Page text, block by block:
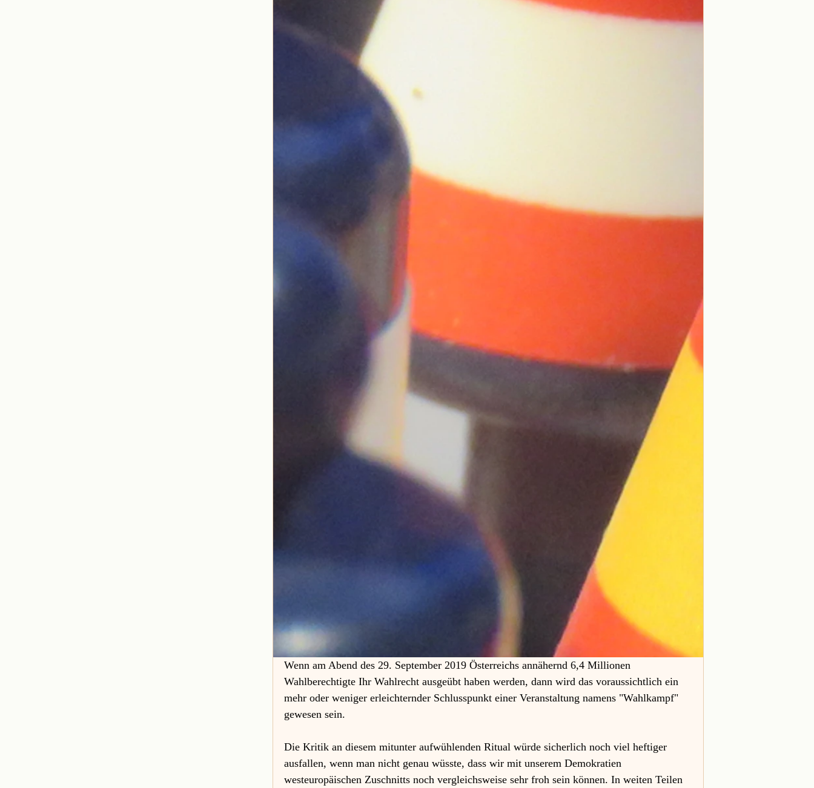
Wenn am Abend des 29. September 2019 Österreichs annähernd 6,4 Millionen
Wahlberechtigte Ihr Wahlrecht ausgeübt haben werden, dann wird das voraussichtlich ein
mehr oder weniger erleichternder Schlusspunkt einer Veranstaltung namens "Wahlkampf"
gewesen sein.
Die Kritik an diesem mitunter aufwühlenden Ritual würde sicherlich noch viel heftiger
ausfallen, wenn man nicht genau wüsste, dass wir mit unserem Demokratien
westeuropäischen Zuschnitts noch vergleichsweise sehr froh sein können. In weiten Teilen